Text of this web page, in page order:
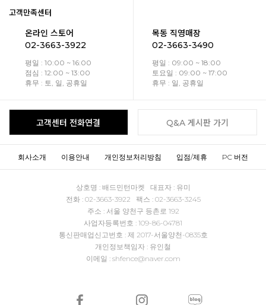
고객만족센터
온라인 스토어
02-3663-3922
평일 : 10:00 ~ 16:00
점심 : 12:00 ~ 13:00
휴무 : 토, 일, 공휴일
목동 직영매장
02-3663-3490
평일 : 09:00 ~ 18:00
토요일 : 09:00 ~ 17:00
휴무 : 일, 공휴일
고객센터 전화연결 Q&A 게시판 가기
회사소개 이용안내 개인정보처리방침 입점/제휴 PC 버전
상호명 : 배드민턴마켓 대표자 : 유미
전화 : 02-3663-3922 팩스 : 02-3663-3245
주소 : 서울 양천구 등촌로 192
사업자등록번호 : 109-86-04781
통신판매업신고번호 : 제 2017-서울양천-0835호
개인정보책임자 : 유인철
이메일 : shfence@naver.com